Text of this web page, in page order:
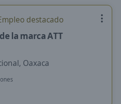
destacado
la marca ATT
Oaxaca